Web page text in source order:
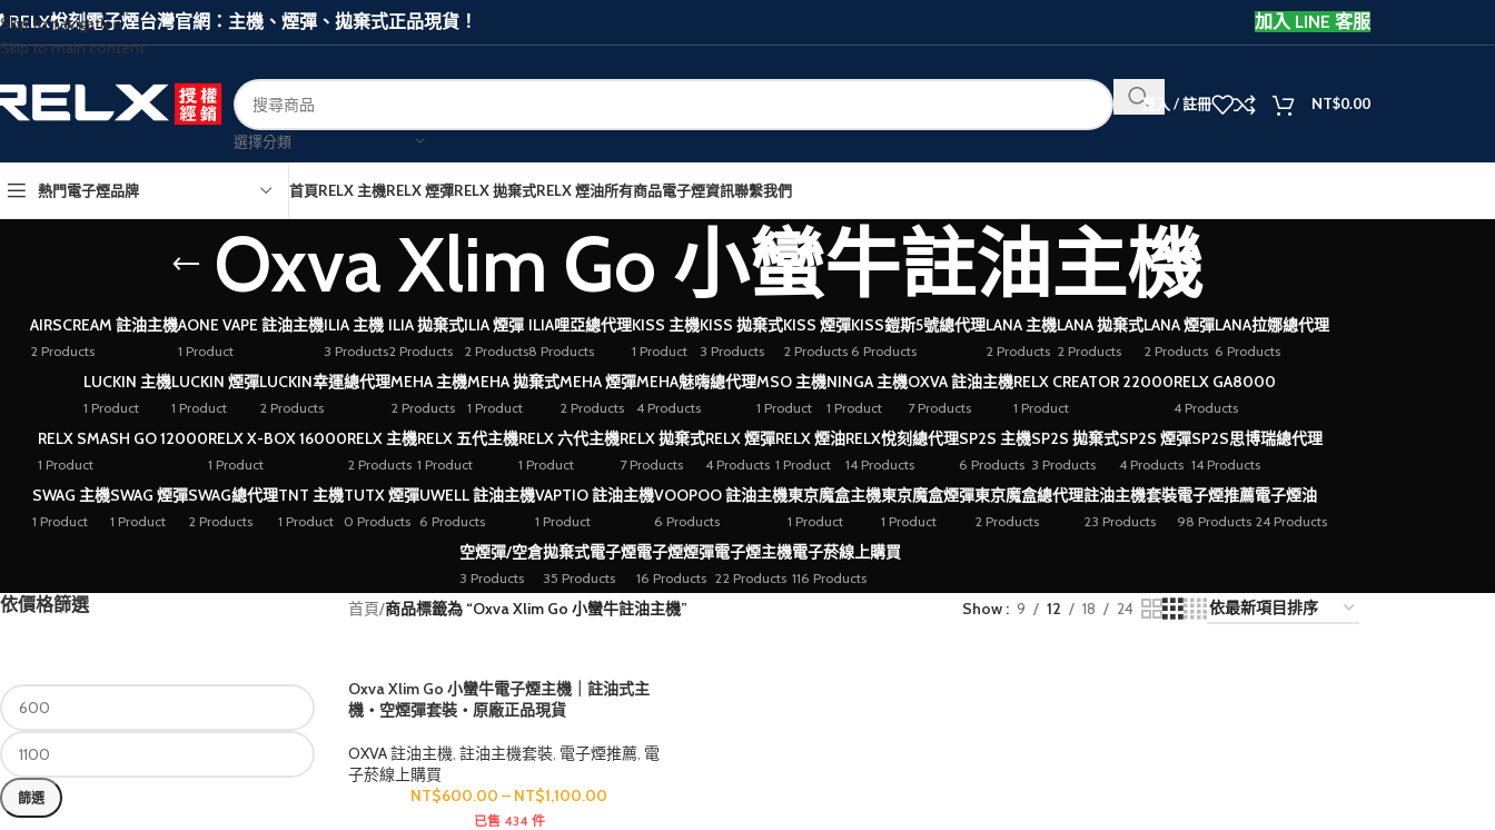
Skip to navigation
Skip to main content
RELX悅刻電子煙台灣官網：主機、煙彈、拋棄式正品現貨！ 加入 LINE 客服
選擇分類
登入 / 註冊 NT$0.00
熱門電子煙品牌 首頁RELX 主機RELX 煙彈RELX 拋棄式RELX 煙油所有商品電子煙資訊聯繫我們
Oxva Xlim Go 小蠻牛註油主機
AIRSCREAM 註油主機
2 Products
AONE VAPE 註油主機
1 Product
ILIA 主機
3 Products
ILIA 拋棄式
2 Products
ILIA 煙彈
2 Products
ILIA哩亞總代理
8 Products
KISS 主機
1 Product
KISS 拋棄式
3 Products
KISS 煙彈
2 Products
KISS鎧斯5號總代理
6 Products
LANA 主機
2 Products
LANA 拋棄式
2 Products
LANA 煙彈
2 Products
LANA拉娜總代理
6 Products
LUCKIN 主機
1 Product
LUCKIN 煙彈
1 Product
LUCKIN幸運總代理
2 Products
MEHA 主機
2 Products
MEHA 拋棄式
1 Product
MEHA 煙彈
2 Products
MEHA魅嗨總代理
4 Products
MSO 主機
1 Product
NINGA 主機
1 Product
OXVA 註油主機
7 Products
RELX CREATOR 22000
1 Product
RELX GA8000
4 Products
RELX SMASH GO 12000
1 Product
RELX X-BOX 16000
1 Product
RELX 主機
2 Products
RELX 五代主機
1 Product
RELX 六代主機
1 Product
RELX 拋棄式
7 Products
RELX 煙彈
4 Products
RELX 煙油
1 Product
RELX悅刻總代理
14 Products
SP2S 主機
6 Products
SP2S 拋棄式
3 Products
SP2S 煙彈
4 Products
SP2S思博瑞總代理
14 Products
SWAG 主機
1 Product
SWAG 煙彈
1 Product
SWAG總代理
2 Products
TNT 主機
1 Product
TUTX 煙彈
0 Products
UWELL 註油主機
6 Products
VAPTIO 註油主機
1 Product
VOOPOO 註油主機
6 Products
東京魔盒主機
1 Product
東京魔盒煙彈
1 Product
東京魔盒總代理
2 Products
註油主機套裝
23 Products
電子煙推薦
98 Products
電子煙油
24 Products
空煙彈/空倉
3 Products
拋棄式電子煙
35 Products
電子煙煙彈
16 Products
電子煙主機
22 Products
電子菸線上購買
116 Products
依價格篩選
篩選
首頁/商品標籤為 “Oxva Xlim Go 小蠻牛註油主機” Show 9 12 18 24
Oxva Xlim Go 小蠻牛電子煙主機｜註油式主
機・空煙彈套裝・原廠正品現貨
OXVA 註油主機, 註油主機套裝, 電子煙推薦, 電
子菸線上購買
NT$600.00 – NT$1,100.00
已售 434 件